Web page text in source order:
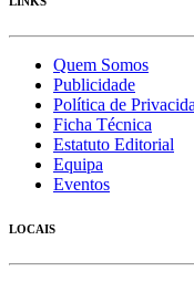
Quem Somos
Publicidade
Política de
Ficha Técnica
Estatuto Editorial
Equipa
Eventos
LOCAIS